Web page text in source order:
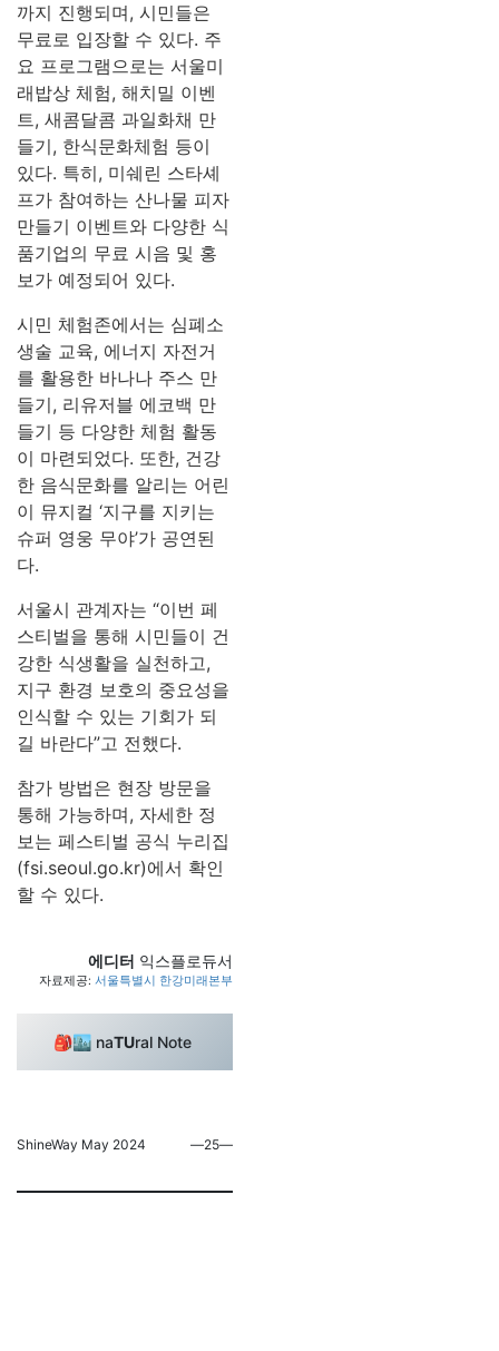
까지 진행되며, 시민들은
무료로 입장할 수 있다. 주
요 프로그램으로는 서울미
래밥상 체험, 해치밀 이벤
트, 새콤달콤 과일화채 만
들기, 한식문화체험 등이
있다. 특히, 미쉐린 스타셰
프가 참여하는 산나물 피자
만들기 이벤트와 다양한 식
품기업의 무료 시음 및 홍
보가 예정되어 있다.
시민 체험존에서는 심폐소
생술 교육, 에너지 자전거
를 활용한 바나나 주스 만
들기, 리유저블 에코백 만
들기 등 다양한 체험 활동
이 마련되었다. 또한, 건강
한 음식문화를 알리는 어린
이 뮤지컬 ‘지구를 지키는
슈퍼 영웅 무야’가 공연된
다.
서울시 관계자는 “이번 페
스티벌을 통해 시민들이 건
강한 식생활을 실천하고,
지구 환경 보호의 중요성을
인식할 수 있는 기회가 되
길 바란다”고 전했다.
참가 방법은 현장 방문을
통해 가능하며, 자세한 정
보는 페스티벌 공식 누리집
(fsi.seoul.go.kr)에서 확인
할 수 있다.
에디터 익스플로듀서
자료제공: 서울특별시 한강미래본부
🎒🏙️ naTUral Note
ShineWay May 2024 ―25―